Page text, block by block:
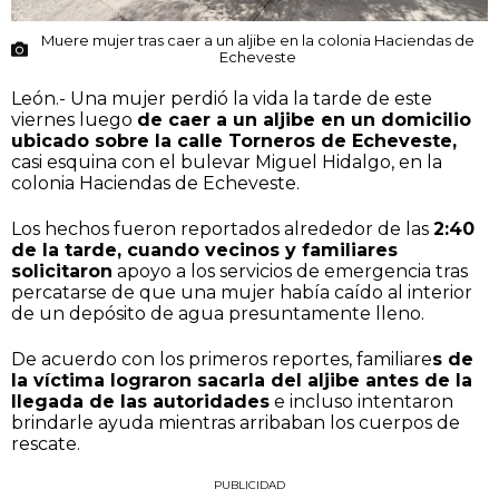
Muere mujer tras caer a un aljibe en la colonia Haciendas de
Echeveste
León.- Una mujer perdió la vida la tarde de este
viernes luego de caer a un aljibe en un domicilio
ubicado sobre la calle Torneros de Echeveste,
casi esquina con el bulevar Miguel Hidalgo, en la
colonia Haciendas de Echeveste.
Los hechos fueron reportados alrededor de las 2:40
de la tarde, cuando vecinos y familiares
solicitaron apoyo a los servicios de emergencia tras
percatarse de que una mujer había caído al interior
de un depósito de agua presuntamente lleno.
De acuerdo con los primeros reportes, familiares de
la víctima lograron sacarla del aljibe antes de la
llegada de las autoridades e incluso intentaron
brindarle ayuda mientras arribaban los cuerpos de
rescate.
PUBLICIDAD